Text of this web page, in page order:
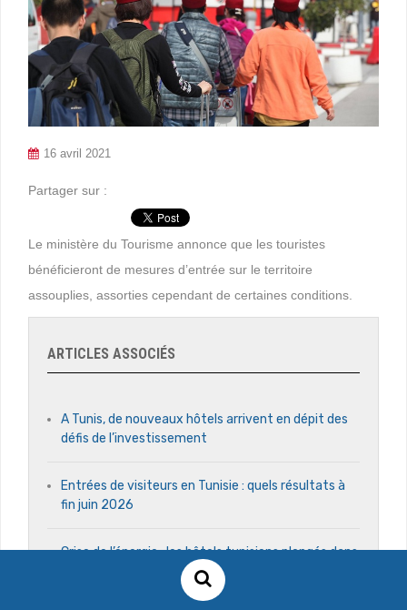
16 avril 2021
Partager sur :
Le ministère du Tourisme annonce que les touristes
bénéficieront de mesures d’entrée sur le territoire
assouplies, assorties cependant de certaines conditions.
ARTICLES ASSOCIÉS
A Tunis, de nouveaux hôtels arrivent en dépit des
défis de l’investissement
Entrées de visiteurs en Tunisie : quels résultats à
fin juin 2026
Crise de l’énergie : les hôtels tunisiens plongés dans
la pénombre en pleine saison touristique